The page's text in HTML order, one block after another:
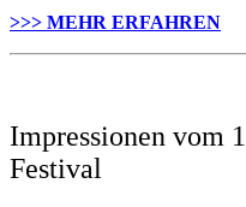
>>> MEHR ERFAHREN
Impressionen vom
Festival